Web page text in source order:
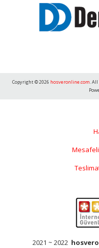
Copyright © 2026 hosveronline.com.
2021 ~ 2022